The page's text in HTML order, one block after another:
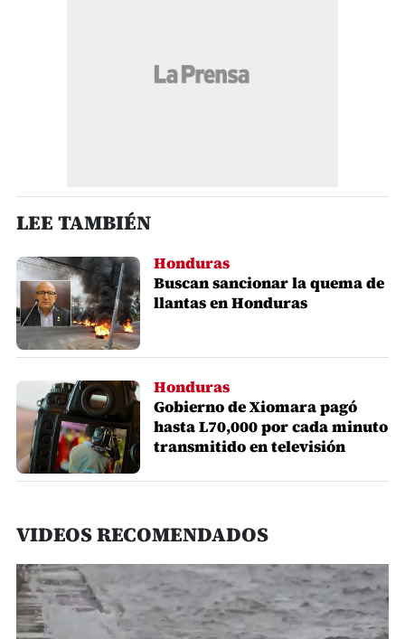
LEE TAMBIÉN
Honduras
Buscan sancionar la quema de
llantas en Honduras
Honduras
Gobierno de Xiomara pagó
hasta L70,000 por cada minuto
transmitido en televisión
VIDEOS RECOMENDADOS